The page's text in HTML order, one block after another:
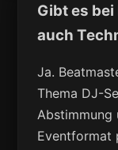
Gibt es
auch
Ja.
Thema DJ-
Abstimmung
Eventformat